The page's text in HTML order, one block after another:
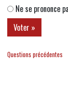
Ne se prononce
Questions précédentes